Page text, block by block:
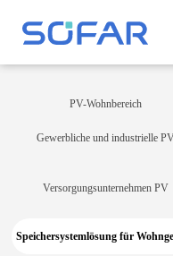
PV-Wohnbereich
Gewerbliche und industrielle
Versorgungsunternehmen PV